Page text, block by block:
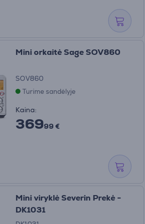
Mini orkaitė Sage SOV860
SOV860
Turime sandėlyje
Kaina:
36999 €
Mini viryklė Severin Prekė -
DK1031